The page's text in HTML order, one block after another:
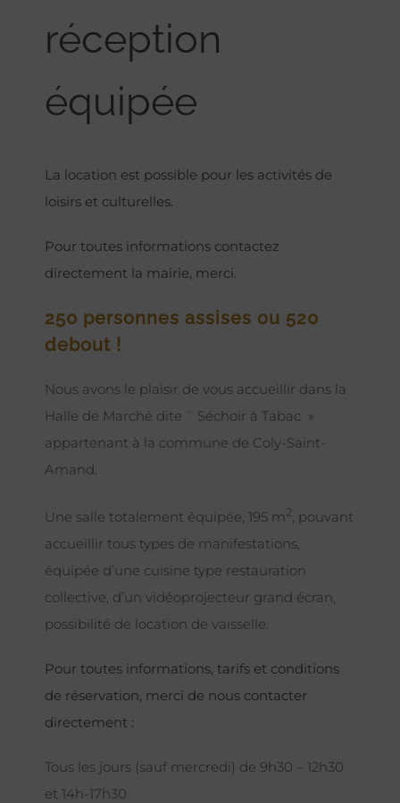
réception
équipée
La location est possible pour les activités de
loisirs et culturelles.
Pour toutes informations contactez
directement la mairie, merci.
250 personnes assises ou 520
debout !
Nous avons le plaisir de vous accueillir dans la
Halle de Marché dite ¨ Séchoir à Tabac »
appartenant à la commune de Coly-Saint-
Amand.
Une salle totalement équipée, 195 m2 , pouvant
accueillir tous types de manifestations,
équipée d’une cuisine type restauration
collective, d’un vidéoprojecteur grand écran,
possibilité de location de vaisselle.
Pour toutes informations, tarifs et conditions
de réservation, merci de nous contacter
directement :
Tous les jours (sauf mercredi) de 9h30 – 12h30
et 14h-17h30